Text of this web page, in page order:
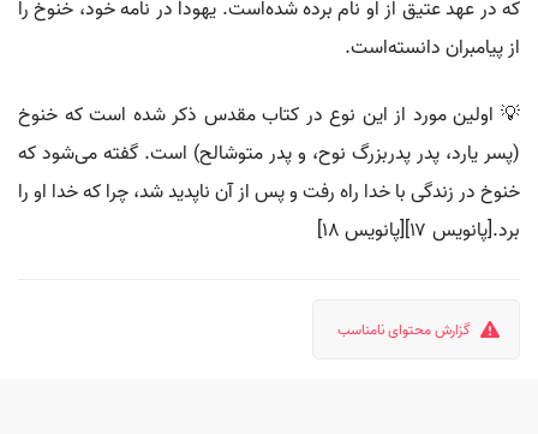
که در عهد عتیق از او نام برده شده‌است. یهودا در نامه خود، خنوخ را
از پیامبران دانسته‌است.
💡 اولین مورد از این نوع در کتاب مقدس ذکر شده است که خنوخ
(پسر یارد، پدر پدربزرگ نوح، و پدر متوشالح) است. گفته می‌شود که
خنوخ در زندگی با خدا راه رفت و پس از آن ناپدید شد، چرا که خدا او را
برد.[پانویس ۱۷][پانویس ۱۸]
گزارش محتوای نامناسب